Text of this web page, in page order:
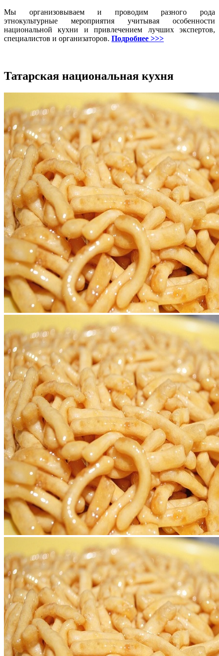
Мы организовываем и проводим разного рода
этнокультурные мероприятия учитывая особенности
национальной кухни и привлечением лучших экспертов,
специалистов и организаторов. Подробнее >>>
Татарская национальная кухня